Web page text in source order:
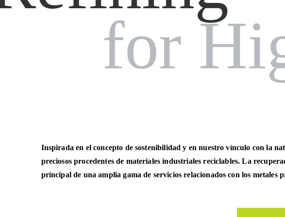
for
Inspirada en el concepto de sostenibilidad y en nuestro vínculo con la
preciosos procedentes de materiales industriales reciclables. La
principal de una amplia gama de servicios relacionados con los metales